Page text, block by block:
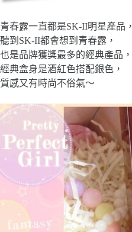
青春露一直都是SK-II明星產品，
聽到SK-II都會想到青春露，
也是品牌獲獎最多的經典產品，
經典盒身是酒紅色搭配銀色，
質感又有時尚不俗氣～